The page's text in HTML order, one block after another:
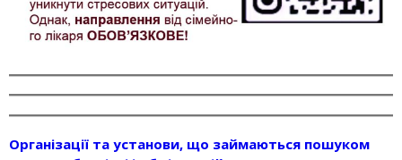
Організації та установи, що займаються пошуком